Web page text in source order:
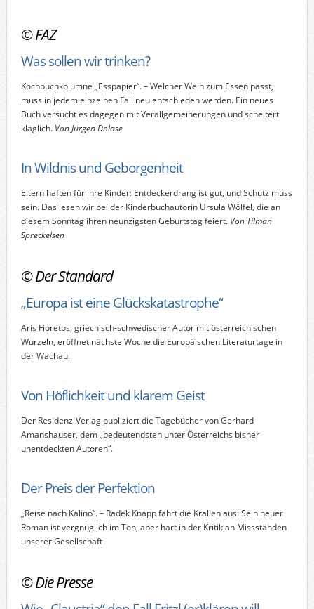
©FAZ
Was sollen wir trinken?
Kochbuchkolumne „Esspapier“. – Welcher Wein zum Essen passt,
muss in jedem einzelnen Fall neu entschieden werden. Ein neues
Buch versucht es dagegen mit Verallgemeinerungen und scheitert
kläglich. Von Jürgen Dolase
In Wildnis und Geborgenheit
Eltern haften für ihre Kinder: Entdeckerdrang ist gut, und Schutz muss
sein. Das lesen wir bei der Kinderbuchautorin Ursula Wölfel, die an
diesem Sonntag ihren neunzigsten Geburtstag feiert. Von Tilman
Spreckelsen
©Der Standard
„Europa ist eine Glückskatastrophe“
Aris Fioretos, griechisch-schwedischer Autor mit österreichischen
Wurzeln, eröffnet nächste Woche die Europäischen Literaturtage in
der Wachau.
Von Höflichkeit und klarem Geist
Der Residenz-Verlag publiziert die Tagebücher von Gerhard
Amanshauser, dem „bedeutendsten unter Österreichs bisher
unentdeckten Autoren“.
Der Preis der Perfektion
„Reise nach Kalino“. – Radek Knapp fährt die Krallen aus: Sein neuer
Roman ist vergnüglich im Ton, aber hart in der Kritik an Missständen
unserer Gesellschaft
©Die Presse